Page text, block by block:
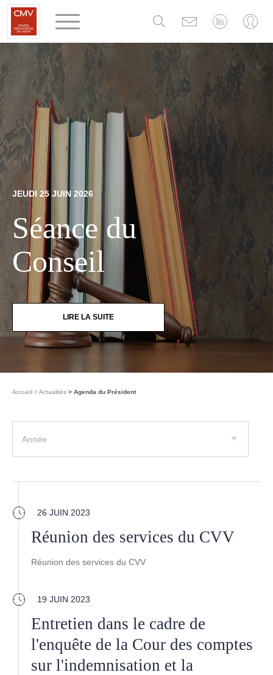
JEUDI 25 JUIN 2026
Séance du
Conseil
LIRE LA SUITE
Accueil Actualités Agenda du Président
Année
26 JUIN 2023
Réunion des services du CVV
Réunion des services du CVV
19 JUIN 2023
Entretien dans le cadre de
l'enquête de la Cour des comptes
sur l'indemnisation et la
Panneau de gestion des cookies